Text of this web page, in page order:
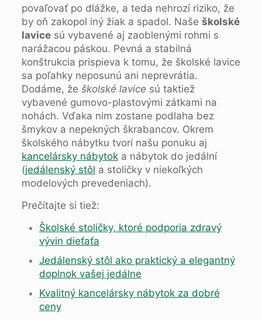
povaľovať po dlážke, a teda nehrozí riziko, že
by oň zakopol iný žiak a spadol. Naše školské
lavicesú vybavené aj zaoblenými rohmi s
narážacou páskou. Pevná a stabilná
konštrukcia prispieva k tomu, že školské lavice
sa poľahky neposunú ani neprevrátia.
Dodáme, že školské lavice sú taktiež
vybavené gumovo-plastovými zátkami na
nohách. Vďaka nim zostane podlaha bez
šmykov a nepekných škrabancov. Okrem
školského nábytku tvorí našu ponuku aj
kancelársky nábytoka nábytok do jedální
(jedálenský stôl a stoličky v niekoľkých
modelových prevedeniach).
Prečítajte si tiež:
Školské stoličky, ktoré podporia zdravý
vývin dieťaťa
Jedálenský stôl ako praktický a elegantný
doplnok vašej jedálne
Kvalitný kancelársky nábytok za dobré
ceny